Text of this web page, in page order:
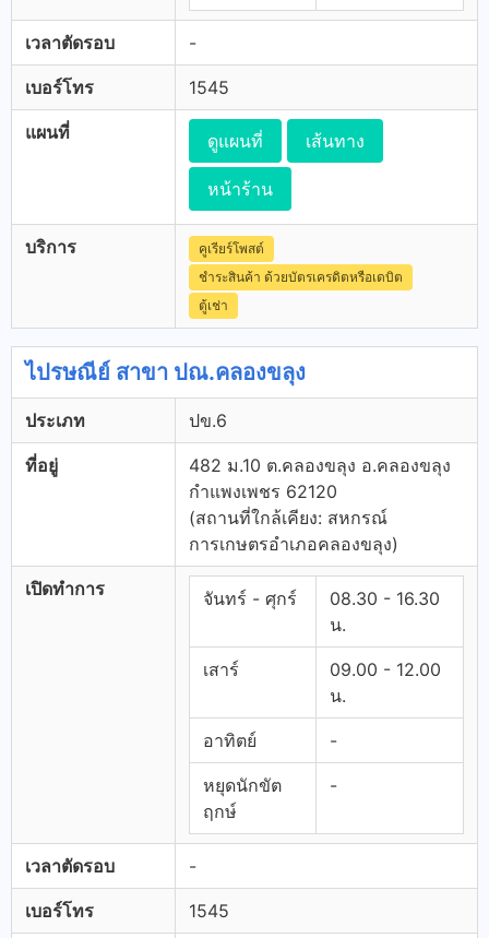
เวลาตัดรอบ -
เบอร์โทร 1545
แผนที่ ดูแผนที่ เส้นทาง
หน้าร้าน
บริการ
คูเรียร์โพสต์
ชำระสินค้า ด้วยบัตรเครดิตหรือเดบิต
ตู้เช่า
ไปรษณีย์ สาขา ปณ.คลองขลุง
ประเภท ปข.6
ที่อยู่
482 ม.10 ต.คลองขลุง อ.คลองขลุง
กำแพงเพชร 62120
(สถานที่ใกล้เคียง: สหกรณ์
การเกษตรอำเภอคลองขลุง)
เปิดทำการ จันทร์ - ศุกร์
08.30 - 16.30
น.
เสาร์
09.00 - 12.00
น.
อาทิตย์ -
หยุดนักขัต
ฤกษ์
-
เวลาตัดรอบ -
เบอร์โทร 1545